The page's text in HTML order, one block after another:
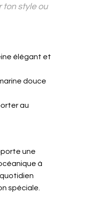
ton style ou
élégant et
douce
au
une
à
spéciale.